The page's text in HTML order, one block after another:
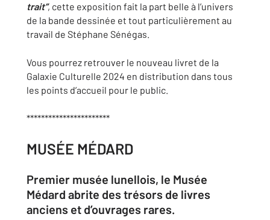
trait”, cette exposition fait la part belle à l’univers
de la bande dessinée et tout particulièrement au
travail de Stéphane Sénégas.
Vous pourrez retrouver le nouveau livret de la
Galaxie Culturelle 2024 en distribution dans tous
les points d’accueil pour le public.
***********************
MUSÉE MÉDARD
Premier musée lunellois, le Musée
Médard abrite des trésors de livres
anciens et d’ouvrages rares.